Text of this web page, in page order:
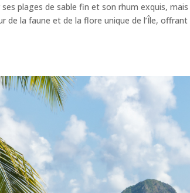
plages de sable fin et son rhum exquis, mais
de la faune et de la flore unique de l’Île, offrant